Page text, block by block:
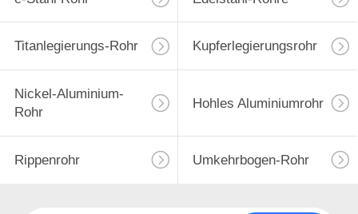
Titanlegierungs-Rohr Kupferlegierungsrohr
Nickel-Aluminium-
Rohr
Hohles Aluminiumrohr
Rippenrohr Umkehrbogen-Rohr